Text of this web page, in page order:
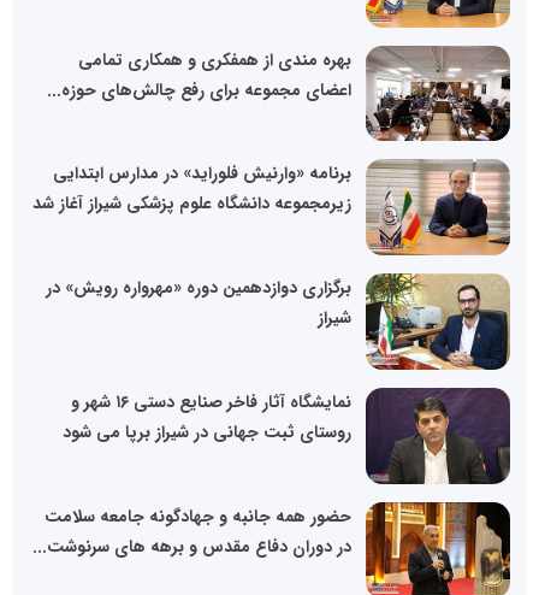
بهره‌ مندی از همفکری و همکاری تمامی
اعضای مجموعه برای رفع چالش‌های حوزه...
برنامه «وارنیش فلوراید» در مدارس ابتدایی
زیرمجموعه دانشگاه علوم پزشکی شیراز آغاز شد
برگزاری دوازدهمین دوره «مهرواره رویش» در
شیراز
نمایشگاه آثار فاخر صنایع دستی ۱۶ شهر و
روستای ثبت جهانی در شیراز برپا می شود
حضور همه جانبه و جهادگونه جامعه سلامت
در دوران دفاع مقدس و برهه های سرنوشت...